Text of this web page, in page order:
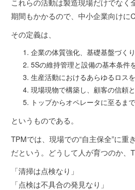
これらの活動は製造現場だけでなく
期間もかかるので、中小企業向けに
その定義は、
企業の体質強化、基礎基盤づく
5Sの維持管理と設備の基本条件
生産活動におけるあらゆるロス
現場現物で構築し、顧客の信頼
トップからオペレータに至るま
というものである。
TPMでは、現場での“自主保全”に
だという。どうして人が育つのか、
「清掃は点検なり」
「点検は不具合の発見なり」